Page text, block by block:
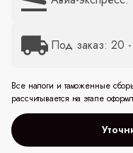
Под заказ: 20
Все налоги и таможенные
рассчитывается на этапе